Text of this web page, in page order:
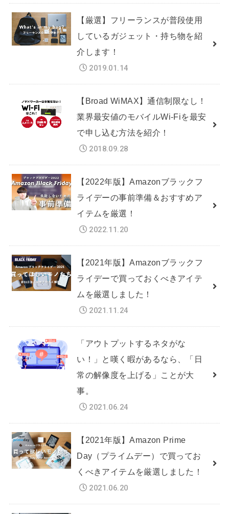
【厳選】フリーランスが普段使用
しているガジェット・持ち物を紹
介します！
2019.01.14
【Broad WiMAX】通信制限なし！
業界最安値のモバイルWi-Fiを最安
で申し込む方法を紹介！
2018.09.28
【2022年版】Amazonブラックフ
ライデーの事前準備＆おすすめア
イテムを厳選！
2022.11.20
【2021年版】Amazonブラックフ
ライデーで買っておくべきアイテ
ムを厳選しました！
2021.11.24
「アウトプットするネタがな
い！」と嘆く暇があるなら、「日
常の解像度を上げる」ことが大
事。
2021.06.24
【2021年版】Amazon Prime
Day（プライムデー）で買ってお
くべきアイテムを厳選しました！
2021.06.20